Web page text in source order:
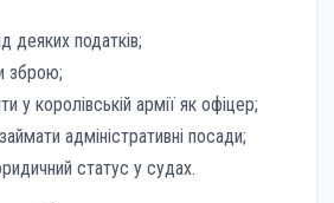
деяких податків;
зброю;
у королівській армії як офіцер;
адміністративні посади;
статус у судах.